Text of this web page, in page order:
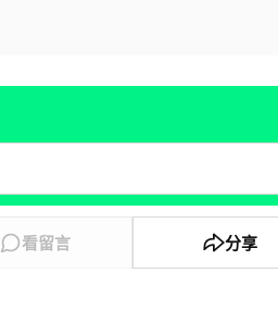
看留言 分享